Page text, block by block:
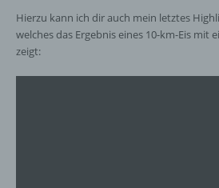
Hierzu kann ich dir auch mein letztes
welches das Ergebnis eines 10-km-Eis mit
zeigt: